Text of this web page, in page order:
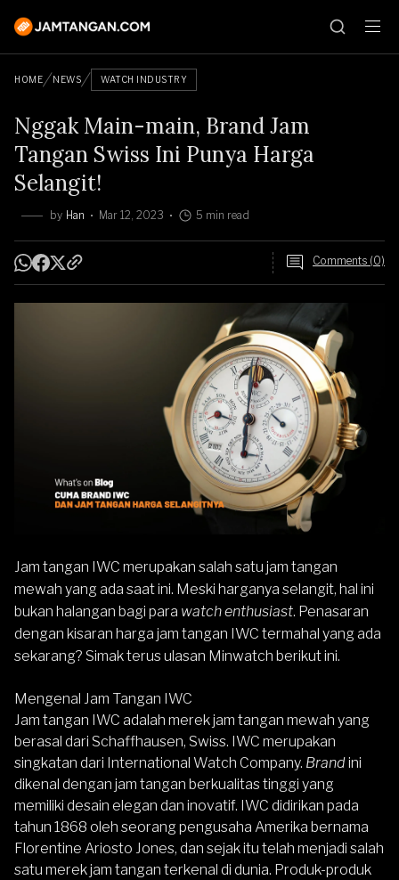
HOME NEWS WATCH INDUSTRY
Nggak Main-main, Brand Jam
Tangan Swiss Ini Punya Harga
Selangit!
by Han Mar 12, 2023 5 min read
Comments (0)
Jam tangan IWC merupakan salah satu jam tangan
mewah yang ada saat ini. Meski harganya selangit, hal ini
bukan halangan bagi para watch enthusiast. Penasaran
dengan kisaran harga jam tangan IWC termahal yang ada
sekarang? Simak terus ulasan Minwatch berikut ini.
Mengenal Jam Tangan IWC
Jam tangan IWC adalah merek jam tangan mewah yang
berasal dari Schaffhausen, Swiss. IWC merupakan
singkatan dari International Watch Company. Brandini
dikenal dengan jam tangan berkualitas tinggi yang
memiliki desain elegan dan inovatif. IWC didirikan pada
tahun 1868 oleh seorang pengusaha Amerika bernama
Florentine Ariosto Jones, dan sejak itu telah menjadi salah
satu merek jam tangan terkenal di dunia. Produk-produk